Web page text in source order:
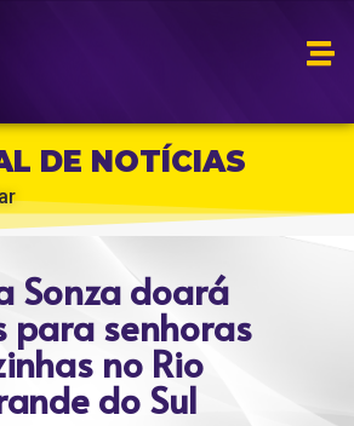
DE NOTÍCIAS
Sonza doará
para senhoras
no Rio
do Sul